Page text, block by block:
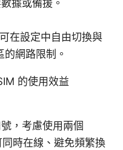
據或備援。
在設定中自由切換與
網路限制。
的使用效益
，考慮使用兩個
時在線、避免頻繁換